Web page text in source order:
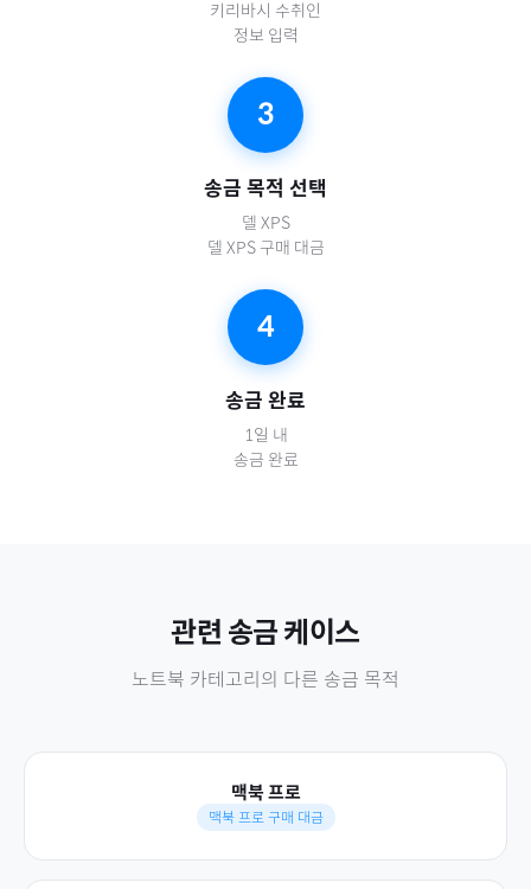
키리바시 수취인
정보 입력
3
송금 목적 선택
델 XPS
델 XPS 구매 대금
4
송금 완료
1일 내
송금 완료
관련 송금 케이스
노트북 카테고리의 다른 송금 목적
맥북 프로
맥북 프로 구매 대금